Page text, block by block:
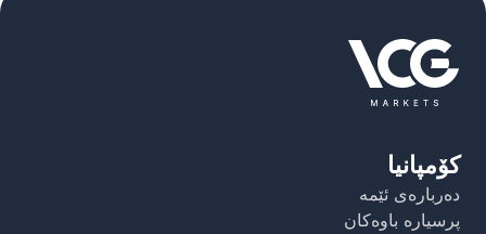
کۆمپانیا
دەربارەی ئێمە
پرسیارە باوەکان